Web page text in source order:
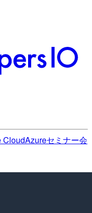
CloudAzureセミナー会